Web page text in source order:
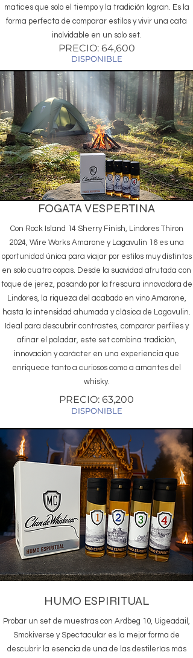
matices que solo el tiempo y la tradición logran. Es la
forma perfecta de comparar estilos y vivir una cata
inolvidable en un solo set.
PRECIO: 64,600
DISPONIBLE
FOGATA VESPERTINA
Con Rock Island 14 Sherry Finish, Lindores Thiron
2024, Wire Works Amarone y Lagavulin 16 es una
oportunidad única para viajar por estilos muy distintos
en solo cuatro copas. Desde la suavidad afrutada con
toque de jerez, pasando por la frescura innovadora de
Lindores, la riqueza del acabado en vino Amarone,
hasta la intensidad ahumada y clásica de Lagavulin.
Ideal para descubrir contrastes, comparar perfiles y
afinar el paladar, este set combina tradición,
innovación y carácter en una experiencia que
enriquece tanto a curiosos como a amantes del
whisky.
PRECIO: 63,200
DISPONIBLE
HUMO ESPIRITUAL
Probar un set de muestras con Ardbeg 10, Uigeadail,
Smokiverse y Spectacular es la mejor forma de
descubrir la esencia de una de las destilerías más